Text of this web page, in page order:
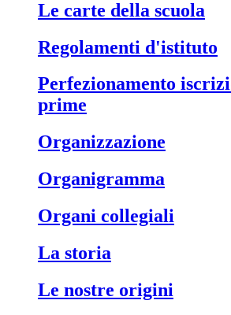
le carte della scuola
regolamenti d'istituto
perfezionamento iscrizioni classi
prime
organizzazione
organigramma
organi collegiali
la storia
le nostre origini